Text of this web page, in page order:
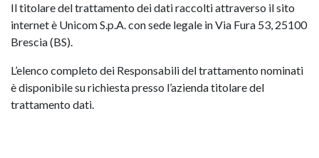
Il titolare del trattamento dei dati raccolti attraverso il sito
internet è Unicom S.p.A. con sede legale in Via Fura 53, 25100
Brescia (BS).
L’elenco completo dei Responsabili del trattamento nominati
è disponibile su richiesta presso l’azienda titolare del
trattamento dati.